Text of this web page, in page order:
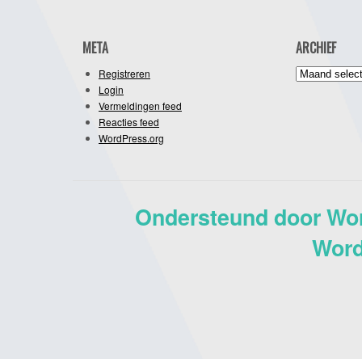
META
Registreren
Login
Vermeldingen feed
Reacties feed
WordPress.org
ARCHIEF
Archief
Ondersteund door